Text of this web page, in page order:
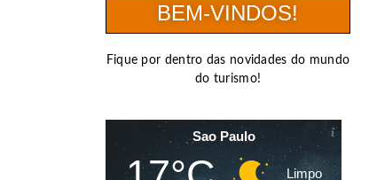
BEM-VINDOS!
Fique por dentro das novidades do mundo
do turismo!
Sao Paulo
Limpo